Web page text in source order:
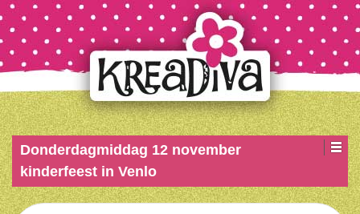
Donderdagmiddag 12 november
kinderfeest in Venlo